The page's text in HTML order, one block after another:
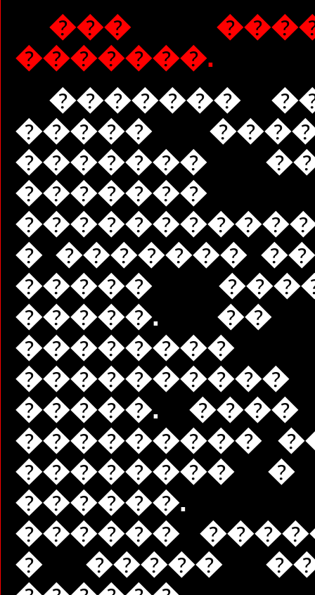
���
�������.
�������
�����
�������
�������
� �������
�����
�����. ��
��������
�����.
���������
�������� �
������.
������
� �����